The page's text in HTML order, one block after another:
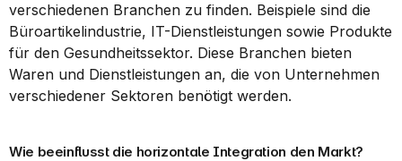
verschiedenen Branchen zu finden. Beispiele sind die
Büroartikelindustrie, IT-Dienstleistungen sowie Produkte
für den Gesundheitssektor. Diese Branchen bieten
Waren und Dienstleistungen an, die von Unternehmen
verschiedener Sektoren benötigt werden.
Wie beeinflusst die horizontale Integration den Markt?